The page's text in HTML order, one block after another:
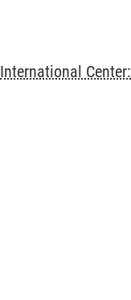
International Center: